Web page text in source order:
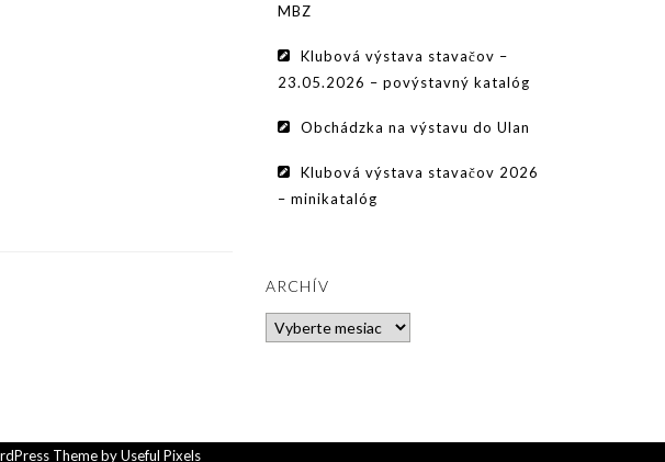
MBZ
Klubová výstava stavačov –
23.05.2026 – povýstavný katalóg
Obchádzka na výstavu do Ulan
Klubová výstava stavačov 2026
– minikatalóg
ARCHÍV
Archív
Theme byUseful Pixels